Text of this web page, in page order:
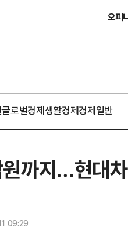
오피
글로벌경제생활경제경제일반
까지…현대
09:29